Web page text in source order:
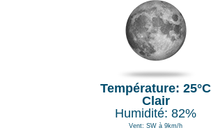
Température: 25°C
Clair
Humidité: 82%
Vent: SW à 9km/h